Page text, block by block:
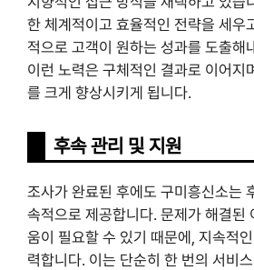
한 체계적이고 효율적인 전략을 세우
적으로 고객이 원하는 성과를 도출해
이런 노력은 구체적인 결과로 이어지
를 크게 향상시키게 됩니다.
후속 관리 및 지원
조사가 완료된 후에도 구미흥신소는
속적으로 제공합니다. 문제가 해결된
움이 필요할 수 있기 때문에, 지속적
력합니다. 이는 단순히 한 번의 서비